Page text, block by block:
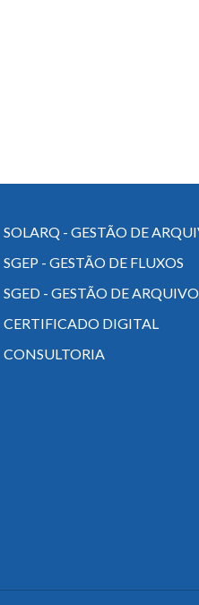
SOLARQ - GESTÃO DE
SGEP - GESTÃO DE FLUXOS
SGED - GESTÃO DE
CERTIFICADO DIGITAL
CONSULTORIA